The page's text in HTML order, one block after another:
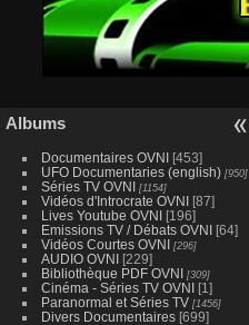
Albums
Documentaires OVNI [453]
UFO Documentaries (english) [950]
Séries TV OVNI [1154]
Vidéos d'Introcrate OVNI [87]
Lives Youtube OVNI [196]
Emissions TV / Débats OVNI [64]
Vidéos Courtes OVNI [296]
AUDIO OVNI [229]
Bibliothèque PDF OVNI [309]
Cinéma - Séries TV OVNI [1]
Paranormal et Séries TV [1456]
Divers Documentaires [699]